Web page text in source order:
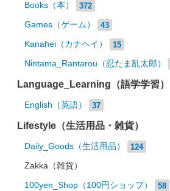
Books（本） 372
Games（ゲーム） 43
Kanahei（カナヘイ） 15
Nintama_Rantarou（忍たま乱太郎）
Language_Learning（語学学習）
English（英語） 37
Lifestyle（生活用品・雑貨）
Daily_Goods（生活用品） 124
Zakka（雑貨）
100yen_Shop（100円ショップ） 58